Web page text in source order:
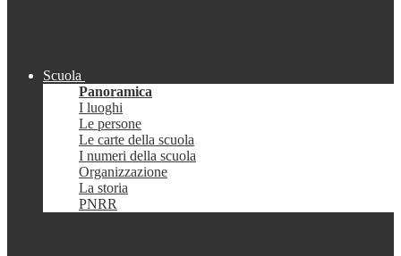
Scuola
Panoramica
I luoghi
Le persone
Le carte della scuola
I numeri della scuola
Organizzazione
La storia
PNRR